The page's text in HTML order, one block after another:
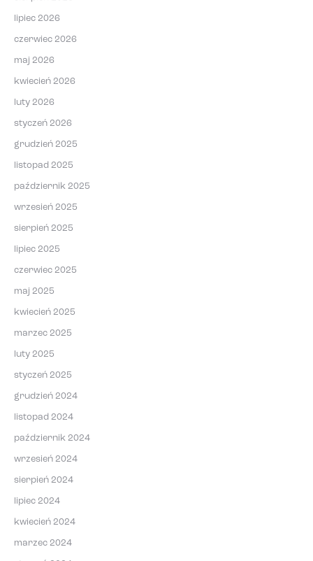
lipiec 2026
czerwiec 2026
maj 2026
kwiecień 2026
luty 2026
styczeń 2026
grudzień 2025
listopad 2025
październik 2025
wrzesień 2025
sierpień 2025
lipiec 2025
czerwiec 2025
maj 2025
kwiecień 2025
marzec 2025
luty 2025
styczeń 2025
grudzień 2024
listopad 2024
październik 2024
wrzesień 2024
sierpień 2024
lipiec 2024
kwiecień 2024
marzec 2024